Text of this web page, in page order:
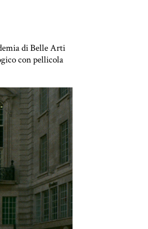
di Belle Arti
con pellicola